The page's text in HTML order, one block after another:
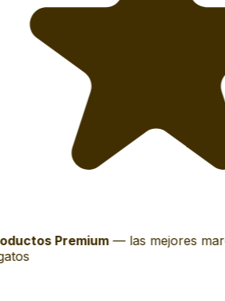
Premium—las mejores